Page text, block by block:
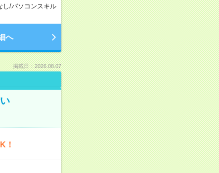
し/パソコンスキル
へ
掲載日：2026.08.07
！